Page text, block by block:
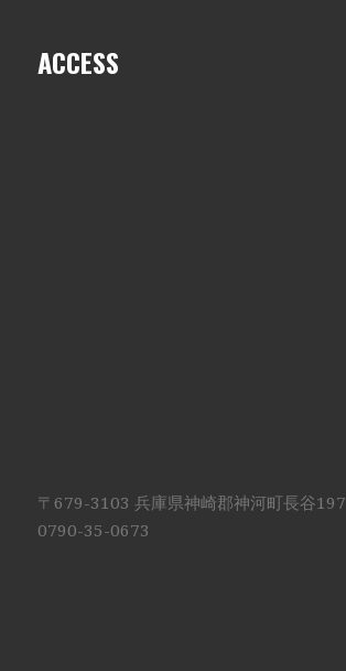
ACCESS
〒679-3103 兵庫県神崎郡神河町長谷197
0790-35-0673